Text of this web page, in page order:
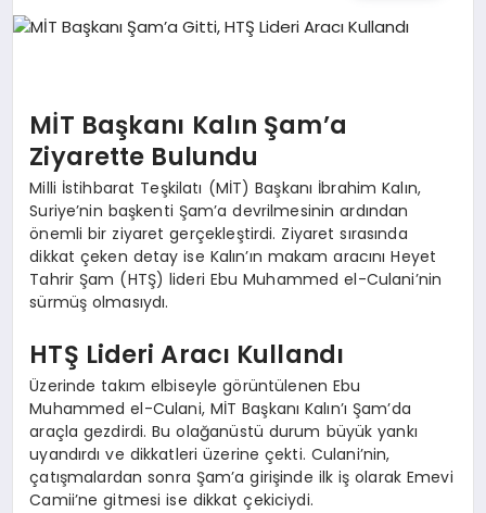
EKONOMI
SAĞLIK
SPOR
YAŞAM
DIĞER
MİT Başkanı Kalın Şam’a
Ziyarette Bulundu
Milli İstihbarat Teşkilatı (MİT) Başkanı İbrahim Kalın,
Suriye’nin başkenti Şam’a devrilmesinin ardından
önemli bir ziyaret gerçekleştirdi. Ziyaret sırasında
dikkat çeken detay ise Kalın’ın makam aracını Heyet
Tahrir Şam (HTŞ) lideri Ebu Muhammed el-Culani’nin
sürmüş olmasıydı.
HTŞ Lideri Aracı Kullandı
Üzerinde takım elbiseyle görüntülenen Ebu
Muhammed el-Culani, MİT Başkanı Kalın’ı Şam’da
araçla gezdirdi. Bu olağanüstü durum büyük yankı
uyandırdı ve dikkatleri üzerine çekti. Culani’nin,
çatışmalardan sonra Şam’a girişinde ilk iş olarak Emevi
Camii’ne gitmesi ise dikkat çekiciydi.